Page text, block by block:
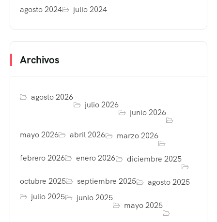
agosto 2024 julio 2024
Archivos
agosto 2026
julio 2026
junio 2026
mayo 2026 abril 2026 marzo 2026
febrero 2026 enero 2026 diciembre 2025
octubre 2025 septiembre 2025
agosto 2025
julio 2025
junio 2025
mayo 2025